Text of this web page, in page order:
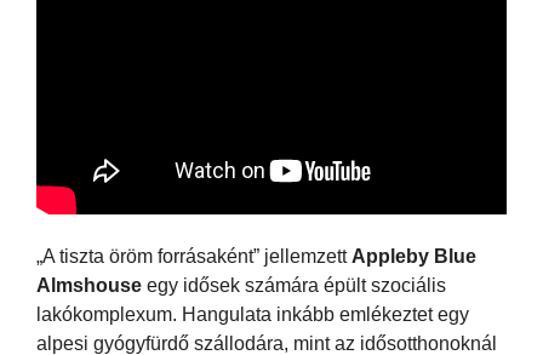
„A tiszta öröm forrásaként” jellemzett Appleby Blue
Almshouse egy idősek számára épült szociális
lakókomplexum. Hangulata inkább emlékeztet egy
alpesi gyógyfürdő szállodára, mint az idősotthonoknál